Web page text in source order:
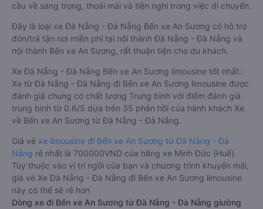
cầu về sang trọng, thoải mái và tiện nghi trong việc di chuyển.
Đây là loại xe Đà Nẵng - Đà Nẵng Bến xe An Sương có hỗ trợ
đón/trả tận nơi miễn phí tại nội thành Đà Nẵng - Đà Nẵng và
nội thành Bến xe An Sương, rất thuận tiện cho du khách.
Xe Đà Nẵng - Đà Nẵng Bến xe An Sương limousine tốt nhất:
Xe từ Đà Nẵng - Đà Nẵng đi Bến xe An Sương limousine được
đánh giá chung có chất lượng Trung bình với điểm đánh giá
trung bình từ 0.6/5 dựa trên 35 phản hồi của hành khách Xe
về Bến xe An Sương từ Đà Nẵng - Đà Nẵng.
Giá vé xe limousine đi Bến xe An Sương từ Đà Nẵng - Đà
Nẵng rẻ nhất là 700000VND của hãng xe Minh Đức (Huế).
Tùy thuộc vào vị trí ngồi của bạn và chương trình khuyến mãi,
giá vé Xe Đà Nẵng - Đà Nẵng đi Bến xe An Sương limousine
này có thể sẽ rẻ hơn
Dòng xe đi Bến xe An Sương từ Đà Nẵng - Đà Nẵng giường